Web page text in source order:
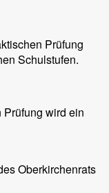
Prüfung
Schulstufen.
wird ein
Oberkirchenrats